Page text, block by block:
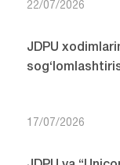
22/07/2026
JDPU
17/07/2026